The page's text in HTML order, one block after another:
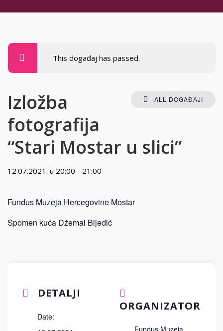
This događaj has passed.
ALL DOGAĐAJI
Izložba
fotografija
“Stari Mostar u slici”
12.07.2021. u 20:00 - 21:00
Fundus Muzeja Hercegovine Mostar
Spomen kuća Džemal Bijedić
DETALJI
Date:
ORGANIZATOR
Fundus Muzeja